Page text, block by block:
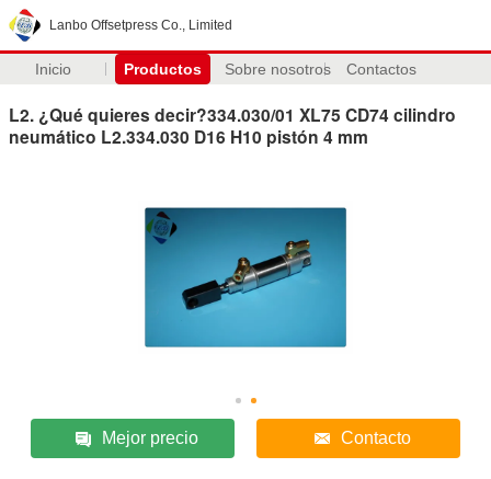
Lanbo Offsetpress Co., Limited
Inicio Productos Sobre nosotros Contactos
L2. ¿Qué quieres decir?334.030/01 XL75 CD74 cilindro
neumático L2.334.030 D16 H10 pistón 4 mm
Mejor precio Contacto